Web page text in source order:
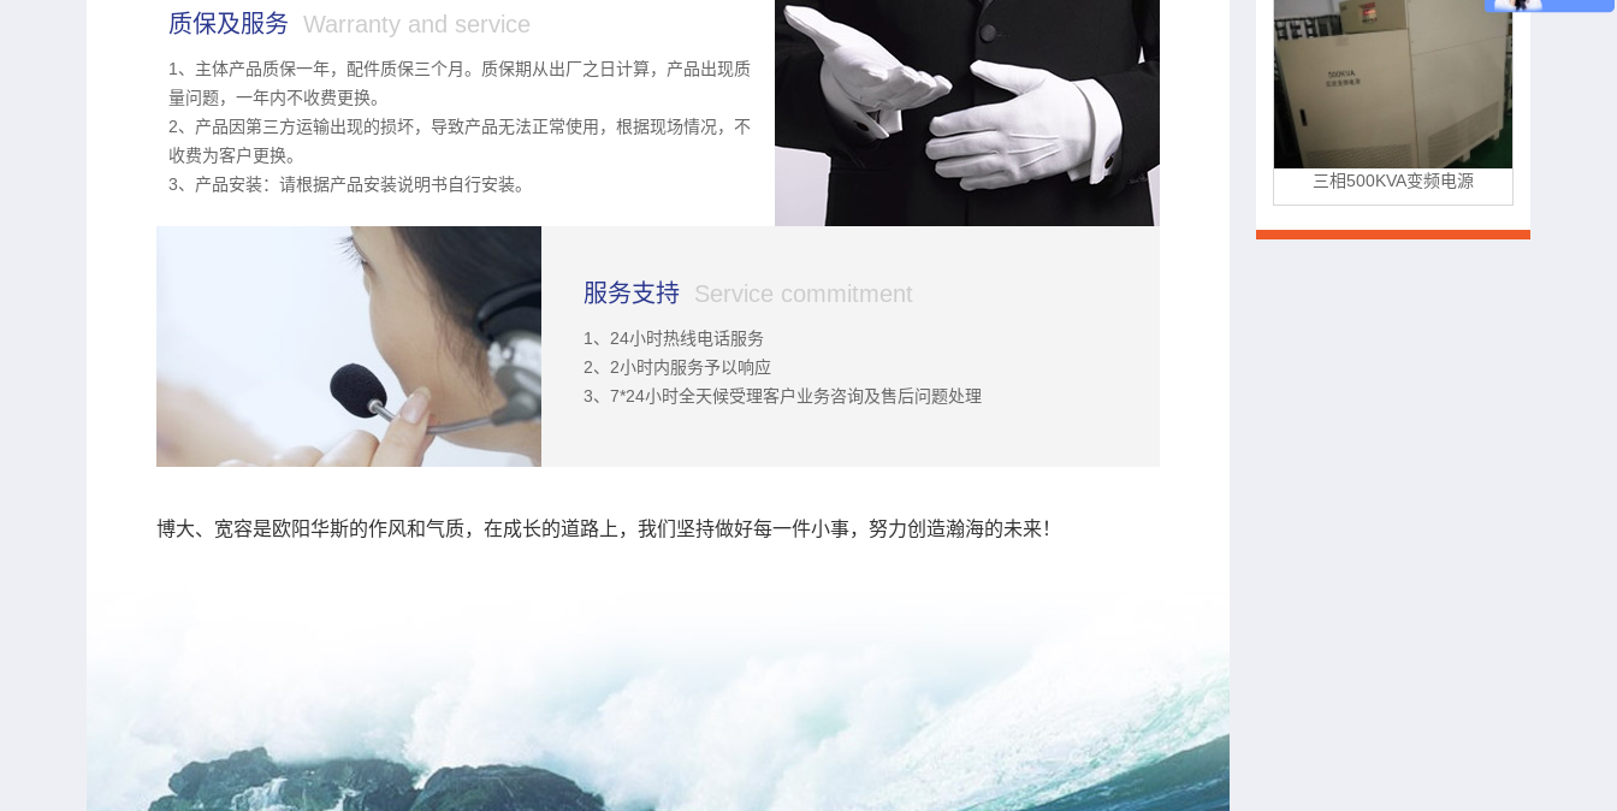
三相800KVA变频电源
质保及服务 Warranty and service
1、 主体产品质保一年，配件质保三个月。质保期从出厂之日计算，产品出现质
量问题，一年内不收费更换。
2、 产品因第三方运输出现的损坏，导致产品无法正常使用，根据现场情况，不
收费为客户更换。
3、 产品安装：请根据产品安装说明书自行安装。
服务支持 Service commitment
1、24小时热线电话服务
2、2小时内服务予以响应
3、7*24小时全天候受理客户业务咨询及售后问题处理
博大、宽容是欧阳华斯的作风和气质，在成长的道路上，我们坚持做好每一件小事，努力创造瀚海的未来！